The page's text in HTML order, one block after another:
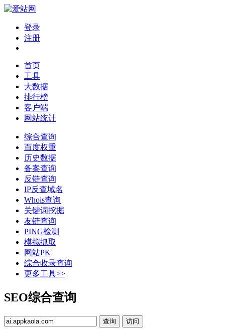
登录
注册
首页
工具
大数据
排行榜
客户端
网站统计
综合查询
百度权重
历史数据
备案查询
反链查询
IP反查域名
Whois查询
关键词挖掘
友链查询
PING检测
模拟抓取
网站PK
综合收录查询
更多工具>>
SEO综合查询